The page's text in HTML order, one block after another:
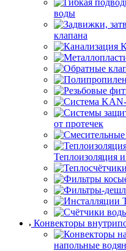
воды
клапана
от протечек
Теплоизоляция
Конвекторы
напольные